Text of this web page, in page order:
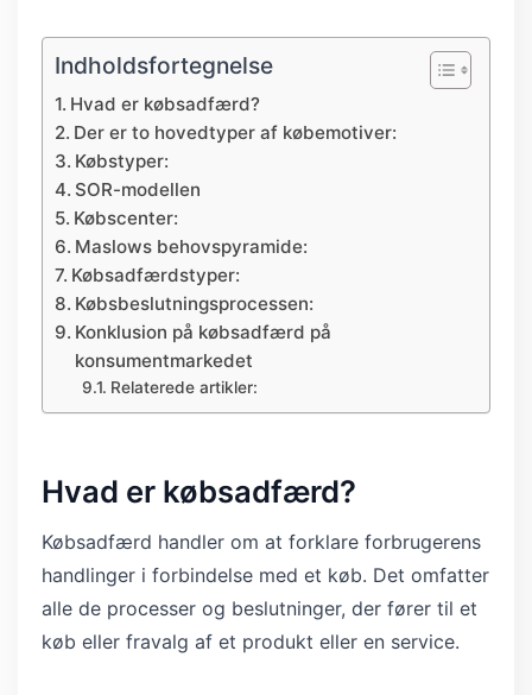
Indholdsfortegnelse
Hvad er købsadfærd?
Der er to hovedtyper af købemotiver:
Købstyper:
SOR-modellen
Købscenter:
Maslows behovspyramide:
Købsadfærdstyper:
Købsbeslutningsprocessen:
Konklusion på købsadfærd på
konsumentmarkedet
Relaterede artikler:
Hvad er købsadfærd?
Købsadfærd handler om at forklare forbrugerens
handlinger i forbindelse med et køb. Det omfatter
alle de processer og beslutninger, der fører til et
køb eller fravalg af et produkt eller en service.